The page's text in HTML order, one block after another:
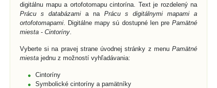
digitálnu mapu a ortofotomapu cintorína. Text je rozdelený na
Prácu s databázami a na Prácu s digitálnymi mapami a
ortofotomapami . Digitálne mapy sú dostupné len pre Pamätné
miesta - Cintoríny
Vyberte si na pravej strane úvodnej stránky z menu Pamätné
miesta jednu z možností vyhľadávania:
Cintoríny
Symbolické cintoríny a pamätníky